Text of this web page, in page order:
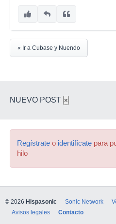
« Ir a Cubase y Nuendo
NUEVO POST ×
Regístrate o identifícate para
hilo
© 2026 Hispasonic Sonic Network
Avisos legales
Contacto